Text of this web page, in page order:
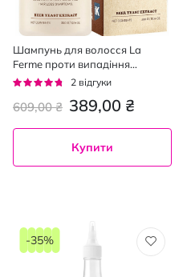
Шампунь для волосся La
Ferme проти випадіння
волосся, 300 мл
Рейтинг:
2 відгуки
389,00 ₴
609,00 ₴
Купити
-35%